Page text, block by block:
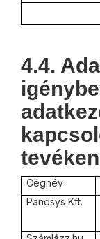
4.4.
Cégnév
Panosys Kft.